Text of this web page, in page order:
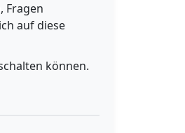
Fragen
auf diese
können.